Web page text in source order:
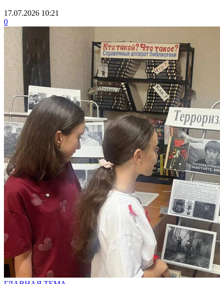
17.07.2026 10:21
0